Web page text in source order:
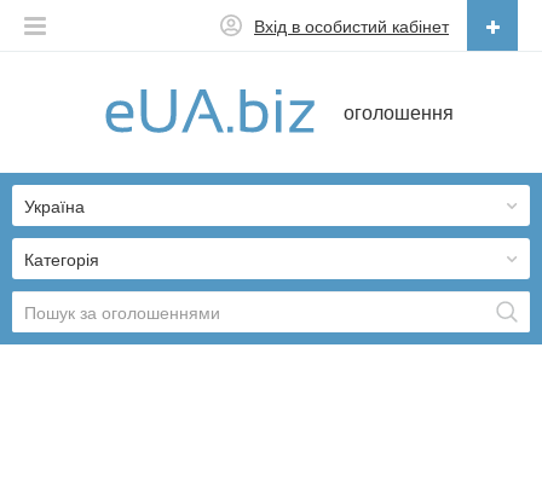
оголошення
Вхід в особистий кабінет
Українська
Категорія
Україна